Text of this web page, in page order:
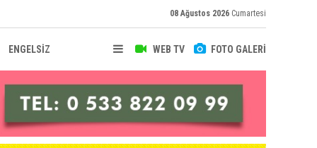
08 Ağustos 2026 Cumartesi
WEB TV FOTO GALERİ
ENGELSİZ